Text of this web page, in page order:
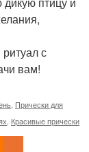
с
вам!
Прически для
Красивые прически